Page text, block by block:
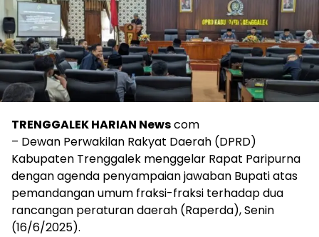
TRENGGALEK HARIAN Newscom
– Dewan Perwakilan Rakyat Daerah (DPRD)
Kabupaten Trenggalek menggelar Rapat Paripurna
dengan agenda penyampaian jawaban Bupati atas
pemandangan umum fraksi-fraksi terhadap dua
rancangan peraturan daerah (Raperda), Senin
(16/6/2025).